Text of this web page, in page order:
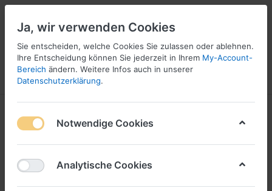
Menü Anmelden
16
Ja, wir verwenden Cookies
Sie entscheiden, welche Cookies Sie zulassen oder ablehnen.
Ihre Entscheidung können Sie jederzeit in Ihrem My-Account-
Bereich ändern. Weitere Infos auch in unserer
Datenschutzerklärung.
Notwendige Cookies
Analytische Cookies